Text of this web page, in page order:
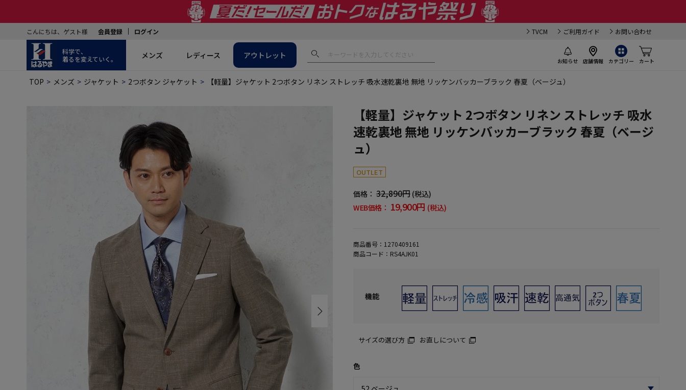
こんにちは、ゲスト様 会員登録 ログイン TVCM ご利用ガイド お問い合わせ
科学で、
着るを変えていく。
お知らせ 店舗情報 カテゴリー カート
メンズ レディース アウトレット
TOP メンズ ジャケット 2つボタン ジャケット 【軽量】ジャケット 2つボタン リネン ストレッチ 吸水速乾裏地 無地 リッケンバッカーブラック 春夏（ベージュ）
【軽量】ジャケット 2つボタン リネン ストレッチ 吸水
速乾裏地 無地 リッケンバッカーブラック 春夏（ベージ
ュ）
OUTLET
価格： 32,890円 (税込)
WEB価格： 19,900円 (税込)
商品番号： 1270409161
商品コード： RS4AJK01
機能
サイズの選び方 お直しについて
色